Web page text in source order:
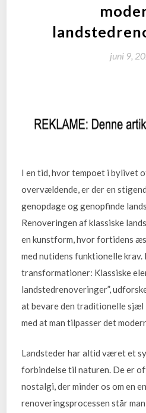
juni 9,
I en tid, hvor tempoet i bylivet
overvældende, er der en
genopdage og genopfinde
Renoveringen af klassiske
en kunstform, hvor fortidens
med nutidens funktionelle
transformationer: Klassiske
landstedrenoveringer”,
at bevare den traditionelle sjæl
med at man tilpasser det
Landsteder har altid været et
forbindelse til naturen. De er
nostalgi, der minder os om en
renoveringsprocessen står